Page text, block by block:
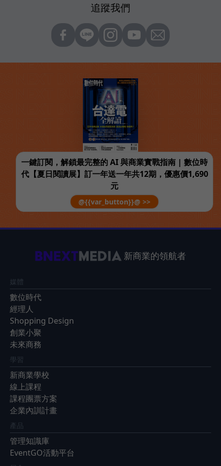
追蹤我們
一鍵訂閱，解鎖最完整的 AI 與商業實戰指南 | 數位時
代【夏日閱讀展】訂一年送一年共12期，優惠價1,690
元
@{{var_button}}@ >>
新商業的領航者
媒體
數位時代
經理人
Shopping Design
創業小聚
未來商務
學習
新商業學校
線上課程
課程團票方案
企業內訓計畫
產品
管理知識庫
EventGO活動平台